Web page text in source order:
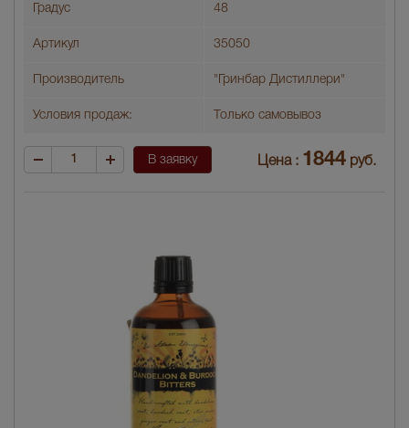
Градус 48
Артикул 35050
Производитель "Гринбар Дистиллери"
Условия продаж: Только самовывоз
В заявку Цена : 1844 руб.